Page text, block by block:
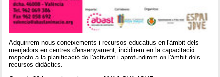
Adquirirem nous coneixements i recursos educatius en l'àmbit dels
menjadors en centres d'ensenyament, incidirem en la capacitació
respecte a la planificació de l'activitat i aprofundirem en l'àmbit dels
recursos didàctics.